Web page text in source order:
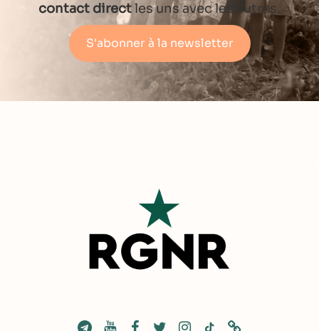
contact directles uns avec les autres.
S'abonner à la newsletter